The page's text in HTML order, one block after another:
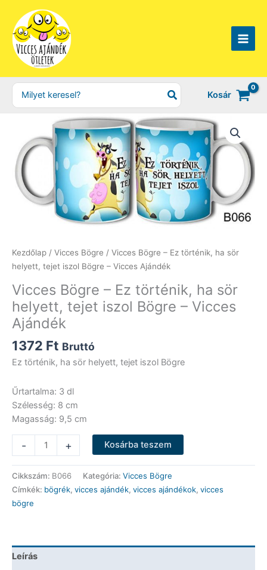
content
Search
for:
Kosár
Kezdőlap / Vicces Bögre / Vicces Bögre – Ez történik, ha sör
helyett, tejet iszol Bögre – Vicces Ajándék
Vicces Bögre – Ez történik, ha sör
helyett, tejet iszol Bögre – Vicces
Ajándék
1372 Ft Bruttó
Ez történik, ha sör helyett, tejet iszol Bögre
Űrtartalma: 3 dl
Szélesség: 8 cm
Magasság: 9,5 cm
-
Bögre
-
Ez
történik,
ha
tejet
+ Kosárba teszem
Cikkszám: B066 Kategória: Vicces Bögre
Címkék: bögrék, vicces ajándék, vicces ajándékok, vicces
bögre
Leírás